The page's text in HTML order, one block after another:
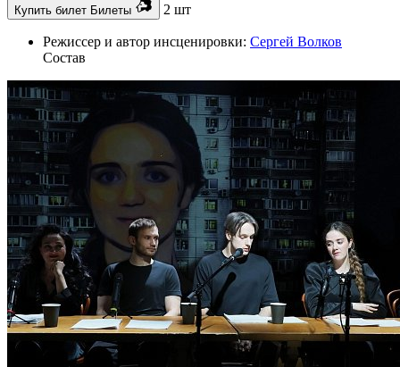
Купить билет Билеты 2 шт
Режиссер и автор инсценировки: Сергей Волков
Состав